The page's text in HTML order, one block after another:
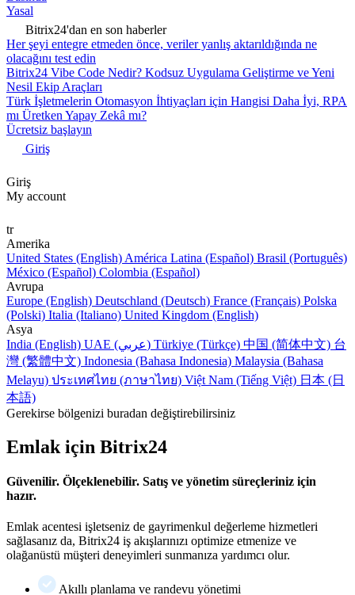
Yasal
Bitrix24'dan en son haberler
Her şeyi entegre etmeden önce, veriler yanlış aktarıldığında ne
olacağını test edin
Bitrix24 Vibe Code Nedir? Kodsuz Uygulama Geliştirme ve Yeni
Nesil Ekip Araçları
Türk İşletmelerin Otomasyon İhtiyaçları için Hangisi Daha İyi, RPA
mı Üretken Yapay Zekâ mı?
Ücretsiz başlayın
Giriş
Giriş
My account
tr
Amerika
United States (English) América Latina (Español) Brasil (Português)
México (Español) Colombia (Español)
Avrupa
Europe (English) Deutschland (Deutsch) France (Français) Polska
(Polski) Italia (Italiano) United Kingdom (English)
Asya
India (English)
UAE (عربي) Türkiye (Türkçe) 中国 (简体中文) 台
灣 (繁體中文) Indonesia (Bahasa Indonesia) Malaysia (Bahasa
Melayu) ประเทศไทย (ภาษาไทย) Việt Nam (Tiếng Việt) 日本 (日
本語)
Gerekirse bölgenizi buradan değiştirebilirsiniz
Emlak için Bitrix24
Güvenilir. Ölçeklenebilir. Satış ve yönetim süreçleriniz için
hazır.
Emlak acentesi işletseniz de gayrimenkul değerleme hizmetleri
sağlasanız da, Bitrix24 iş akışlarınızı optimize etmenize ve
olağanüstü müşteri deneyimleri sunmanıza yardımcı olur.
Akıllı planlama ve randevu yönetimi